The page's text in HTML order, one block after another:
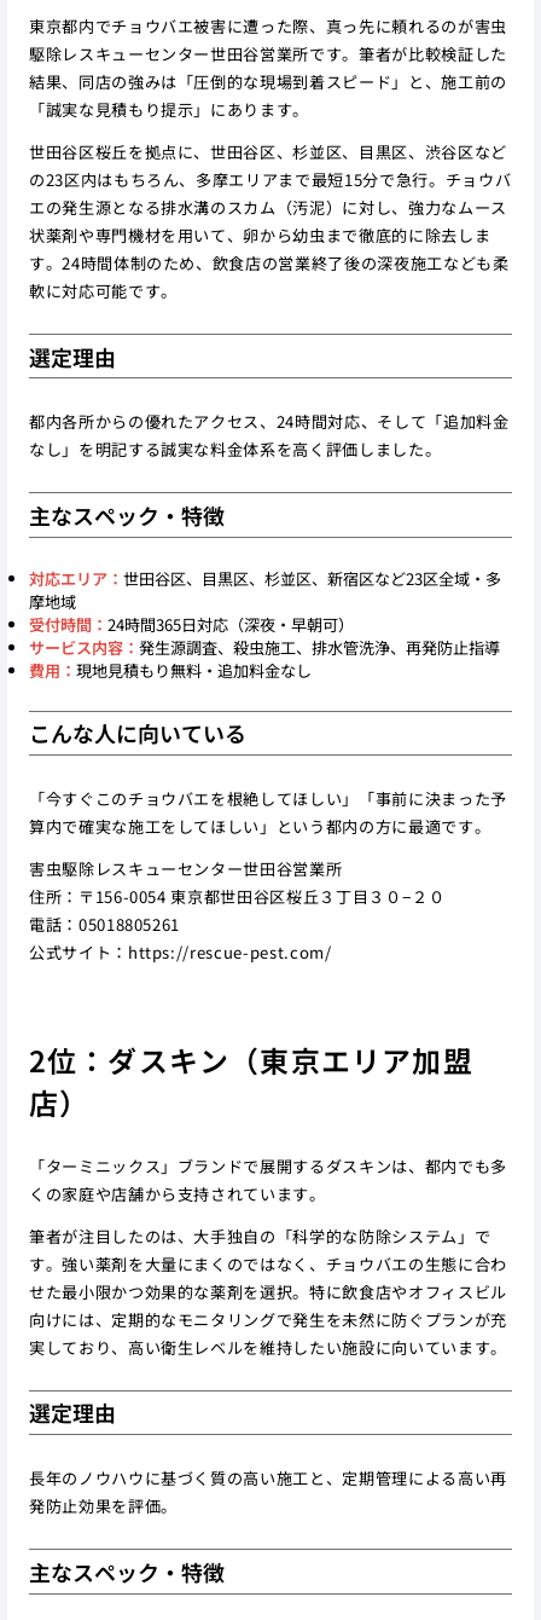
東京都内でチョウバエ被害に遭った際、真っ先に頼れるのが害虫
駆除レスキューセンター世田谷営業所です。筆者が比較検証した
結果、同店の強みは「圧倒的な現場到着スピード」と、施工前の
「誠実な見積もり提示」にあります。
世田谷区桜丘を拠点に、世田谷区、杉並区、目黒区、渋谷区など
の23区内はもちろん、多摩エリアまで最短15分で急行。チョウバ
エの発生源となる排水溝のスカム（汚泥）に対し、強力なムース
状薬剤や専門機材を用いて、卵から幼虫まで徹底的に除去しま
す。24時間体制のため、飲食店の営業終了後の深夜施工なども柔
軟に対応可能です。
選定理由
都内各所からの優れたアクセス、24時間対応、そして「追加料金
なし」を明記する誠実な料金体系を高く評価しました。
主なスペック・特徴
対応エリア： 世田谷区、目黒区、杉並区、新宿区など23区全域・多
摩地域
受付時間： 24時間365日対応（深夜・早朝可）
サービス内容： 発生源調査、殺虫施工、排水管洗浄、再発防止指導
費用： 現地見積もり無料・追加料金なし
こんな人に向いている
「今すぐこのチョウバエを根絶してほしい」「事前に決まった予
算内で確実な施工をしてほしい」という都内の方に最適です。
害虫駆除レスキューセンター世田谷営業所
住所：〒156-0054 東京都世田谷区桜丘３丁目３０−２０
電話：05018805261
公式サイト： https://rescue-pest.com/
2位：ダスキン（東京エリア加盟
店）
「ターミニックス」ブランドで展開するダスキンは、都内でも多
くの家庭や店舗から支持されています。
筆者が注目したのは、大手独自の「科学的な防除システム」で
す。強い薬剤を大量にまくのではなく、チョウバエの生態に合わ
せた最小限かつ効果的な薬剤を選択。特に飲食店やオフィスビル
向けには、定期的なモニタリングで発生を未然に防ぐプランが充
実しており、高い衛生レベルを維持したい施設に向いています。
選定理由
長年のノウハウに基づく質の高い施工と、定期管理による高い再
発防止効果を評価。
主なスペック・特徴